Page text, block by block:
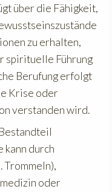
über die Fähigkeit,
zu erhalten,
spirituelle Führung
Berufung erfolgt
Krise oder
verstanden wird.
kann durch
Trommeln),
oder